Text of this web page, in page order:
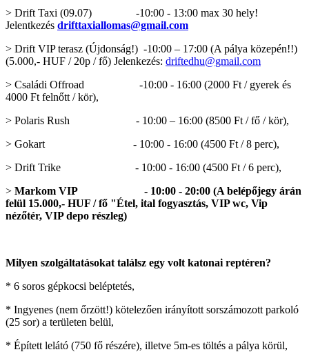
> Drift Taxi (09.07) -10:00 - 13:00 max 30 hely!
Jelentkezés drifttaxiallomas@gmail.com
> Drift VIP terasz (Újdonság!) -10:00 – 17:00 (A pálya közepén!!)
(5.000,- HUF / 20p / fő) Jelenkezés: driftedhu@gmail.com
> Családi Offroad -10:00 - 16:00 (2000 Ft / gyerek és
4000 Ft felnőtt / kör),
> Polaris Rush - 10:00 – 16:00 (8500 Ft / fő / kör),
> Gokart - 10:00 - 16:00 (4500 Ft / 8 perc),
> Drift Trike - 10:00 - 16:00 (4500 Ft / 6 perc),
> Markom VIP - 10:00 - 20:00 (A belépőjegy árán
felül 15.000,- HUF / fő "Étel, ital fogyasztás, VIP wc, Vip
nézőtér, VIP depo részleg)
Milyen szolgáltatásokat találsz egy volt katonai reptéren?
* 6 soros gépkocsi beléptetés,
* Ingyenes (nem őrzött!) kötelezően irányított sorszámozott parkoló
(25 sor) a területen belül,
* Épített lelátó (750 fő részére), illetve 5m-es töltés a pálya körül,